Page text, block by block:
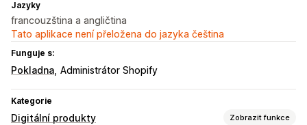
Jazyky
francouzština a angličtina
Tato aplikace není přeložena do jazyka čeština
Funguje s:
Pokladna Administrátor Shopify
Kategorie
Digitální produkty Zobrazit funkce